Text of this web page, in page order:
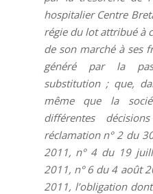
hospitalier Centre
régie du lot attribué à
de son marché à ses
généré par la
substitution ; que,
même que la
différentes
réclamation n° 2 du
2011, n° 4 du 19
2011, n° 6 du 4 août
2011, l’obligation